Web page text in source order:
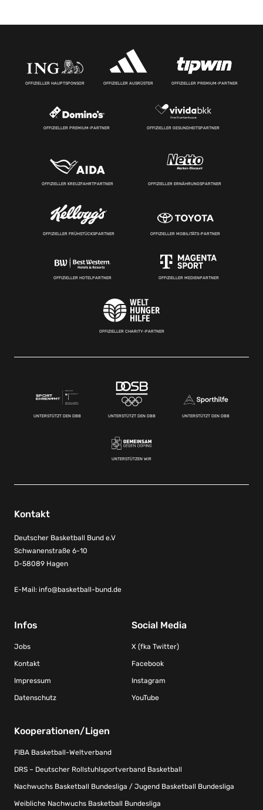
OFFIZIELLER HAUPTSPONSOR OFFIZIELLER AUSRÜSTER OFFIZIELLER PREMIUM-PARTNER
OFFIZIELLER PREMIUM-PARTNER OFFIZIELLER GESUNDHEITSPARTNER
OFFIZIELLER KREUZFAHRTPARTNER OFFIZIELLER ERNÄHRUNGSPARTNER
OFFIZIELLER FRÜHSTÜCKSPARTNER OFFIZIELLER MOBILITÄTS-PARTNER
OFFIZIELLER HOTELPARTNER OFFIZIELLER MEDIENPARTNER
OFFIZIELLER CHARITY-PARTNER
UNTERSTÜTZT DEN DBB UNTERSTÜTZT DEN DBB UNTERSTÜTZT DEN DBB
UNTERSTÜTZEN WIR
Kontakt
Deutscher Basketball Bund e.V
Schwanenstraße 6-10
D-58089 Hagen
E-Mail: info@basketball-bund.de
Infos
Jobs
Kontakt
Impressum
Datenschutz
Social Media
X (fka Twitter)
Facebook
Instagram
YouTube
Kooperationen/Ligen
FIBA Basketball-Weltverband
DRS – Deutscher Rollstuhlsportverband Basketball
Nachwuchs Basketball Bundesliga / Jugend Basketball Bundesliga
Weibliche Nachwuchs Basketball Bundesliga